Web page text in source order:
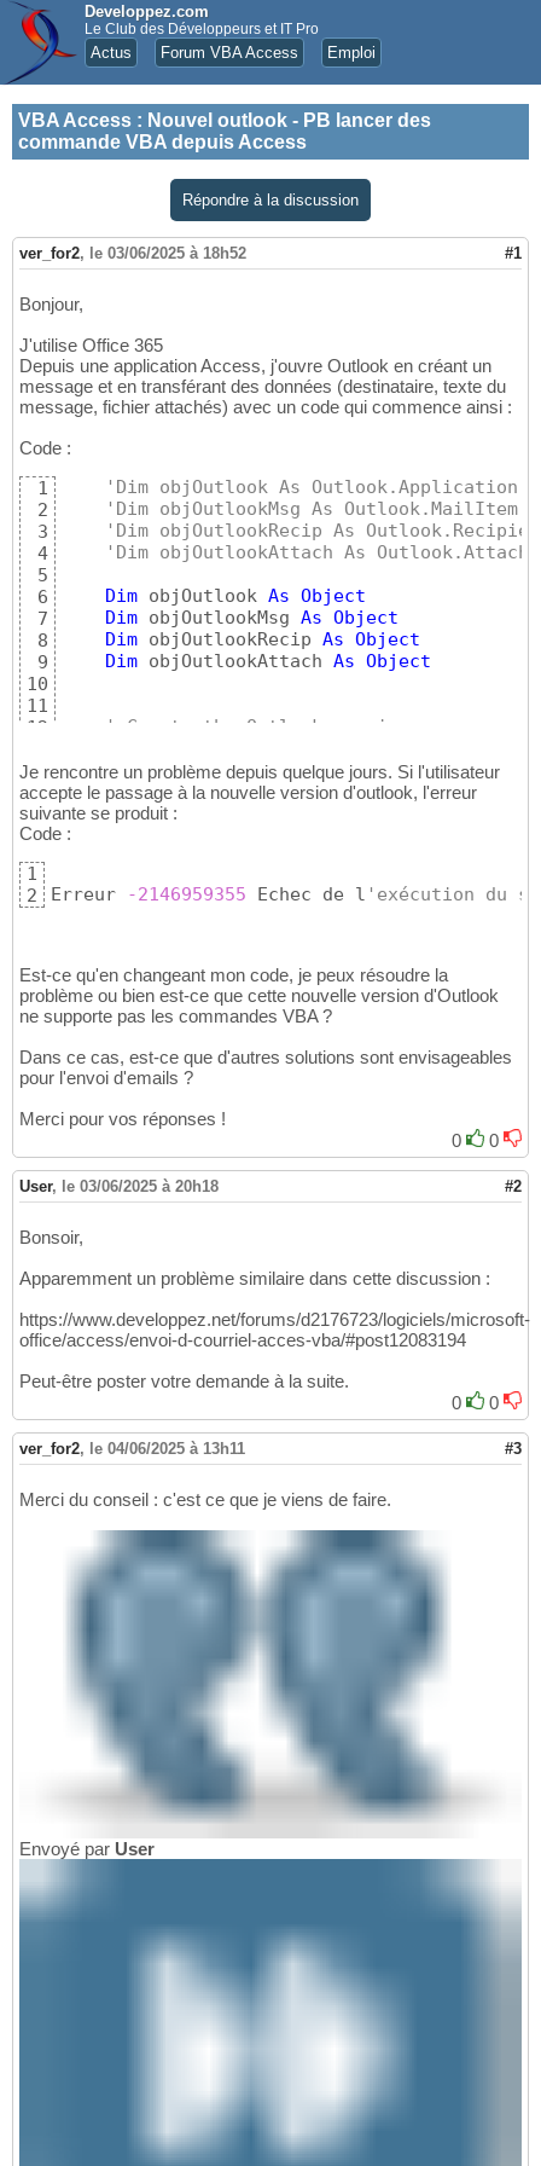
Developpez.com
Le Club des Développeurs et IT Pro
Actus Forum VBA Access Emploi
VBA Access : Nouvel outlook - PB lancer des
commande VBA depuis Access
Répondre à la discussion
ver_for2, le 03/06/2025 à 18h52 #1
Bonjour,
J'utilise Office 365
Depuis une application Access, j'ouvre Outlook en créant un
message et en transférant des données (destinataire, texte du
message, fichier attachés) avec un code qui commence ainsi :
Code :
1
2
3
4
5
6
7
8
9
10
11
12
14
15
16
17
18
19
20
23
24
25
27
28
'Dim objOutlook As Outlook.Application
'Dim objOutlookMsg As Outlook.MailItem
'Dim objOutlookRecip As
'Dim objOutlookAttach As
Dim objOutlook As Object
Dim objOutlookMsg As Object
Dim objOutlookRecip As Object
Dim objOutlookAttach As Object
' Create the Outlook session.
' Create the message.
'Set objOutlookMsg =
' Add the To recipient(s) to the
    objOutlookRecip.Type =
' Set the Subject, Body, and Importance
    .Subject = objet
    .HTMLBody = texte_Mail
Je rencontre un problème depuis quelque jours. Si l'utilisateur
accepte le passage à la nouvelle version d'outlook, l'erreur
suivante se produit :
Code :
1
2
Erreur -2146959355 Echec de l 'exécution du
Est-ce qu'en changeant mon code, je peux résoudre la
problème ou bien est-ce que cette nouvelle version d'Outlook
ne supporte pas les commandes VBA ?
Dans ce cas, est-ce que d'autres solutions sont envisageables
pour l'envoi d'emails ?
Merci pour vos réponses !
0
0
User, le 03/06/2025 à 20h18 #2
Bonsoir,
Apparemment un problème similaire dans cette discussion :
https://www.developpez.net/forums/d2176723/logiciels/microsoft-
office/access/envoi-d-courriel-acces-vba/#post12083194
Peut-être poster votre demande à la suite.
0
0
ver_for2, le 04/06/2025 à 13h11 #3
Merci du conseil : c'est ce que je viens de faire.
Envoyé par User